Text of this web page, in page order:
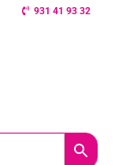
931 41 93 32